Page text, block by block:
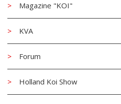
Magazine "KOI"
KVA
Forum
Holland Koi Show